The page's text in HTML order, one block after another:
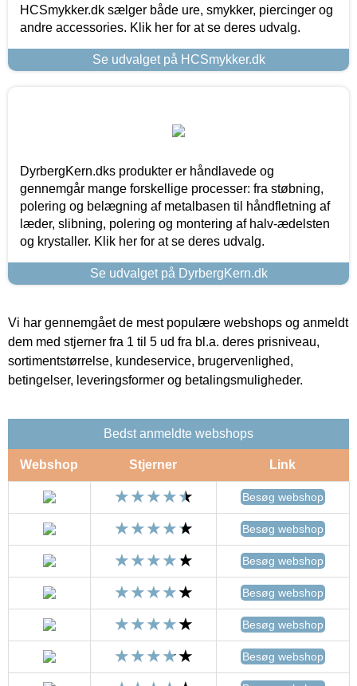
HCSmykker.dk sælger både ure, smykker, piercinger og
andre accessories. Klik her for at se deres udvalg.
Se udvalget på HCSmykker.dk
DyrbergKern.dks produkter er håndlavede og
gennemgår mange forskellige processer: fra støbning,
polering og belægning af metalbasen til håndfletning af
læder, slibning, polering og montering af halv-ædelsten
og krystaller. Klik her for at se deres udvalg.
Se udvalget på DyrbergKern.dk
Vi har gennemgået de mest populære webshops og anmeldt
dem med stjerner fra 1 til 5 ud fra bl.a. deres prisniveau,
sortimentstørrelse, kundeservice, brugervenlighed,
betingelser, leveringsformer og betalingsmuligheder.
Bedst anmeldte webshops
Webshop Stjerner Link
Besøg webshop
Besøg webshop
Besøg webshop
Besøg webshop
Besøg webshop
Besøg webshop